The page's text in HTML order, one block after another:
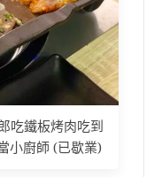
吃鐵板烤肉吃到
小廚師 (已歇業)